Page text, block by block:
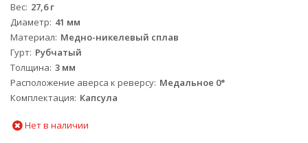
Вес 27,6 г
Диаметр 41 мм
Материал Медно-никелевый сплав
Гурт Рубчатый
Толщина 3 мм
Расположение аверса к реверсу Медальное 0°
Комплектация Капсула
Нет в наличии